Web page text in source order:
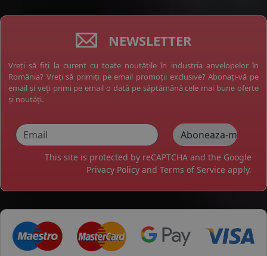
NEWSLETTER
Vreți să fiți la curent cu toate noutățile în industria anvelopelor în
România? Vreți să primiți pe email promoții exclusive? Abonați-vă pe
email și veți primi pe email o dată pe săptămână cele mai bune oferte
și noutăți.
This site is protected by reCAPTCHA and the Google
Privacy Policy and Terms of Service apply.